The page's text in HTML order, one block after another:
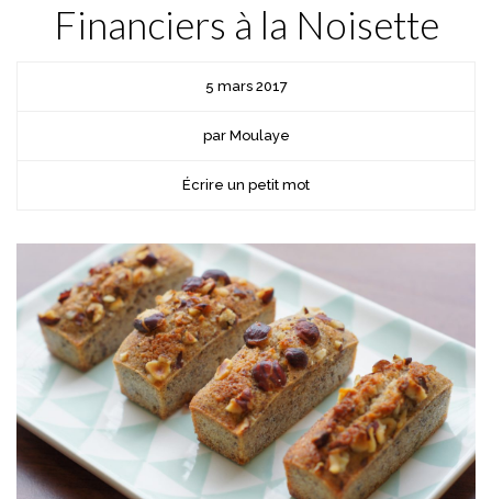
Financiers à la Noisette
5 mars 2017
par Moulaye
Écrire un petit mot